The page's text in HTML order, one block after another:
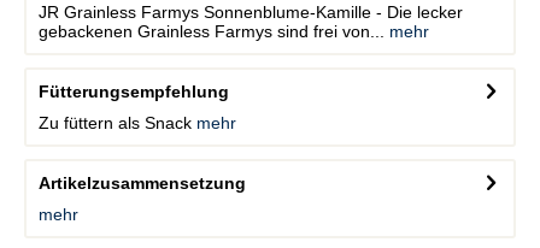
JR Grainless Farmys Sonnenblume-Kamille - Die lecker
gebackenen Grainless Farmys sind frei von...
mehr
Fütterungsempfehlung
Zu füttern als Snack mehr
Artikelzusammensetzung
mehr